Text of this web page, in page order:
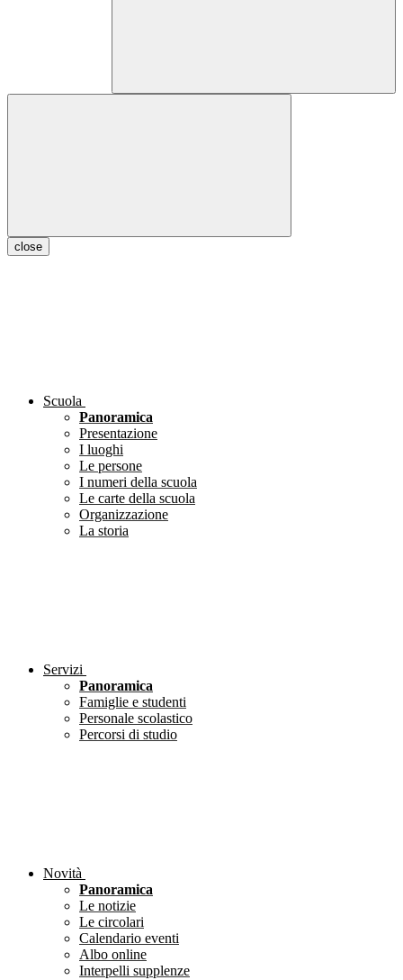
close
Scuola
Panoramica
Presentazione
I luoghi
Le persone
I numeri della scuola
Le carte della scuola
Organizzazione
La storia
Servizi
Panoramica
Famiglie e studenti
Personale scolastico
Percorsi di studio
Novità
Panoramica
Le notizie
Le circolari
Calendario eventi
Albo online
Interpelli supplenze